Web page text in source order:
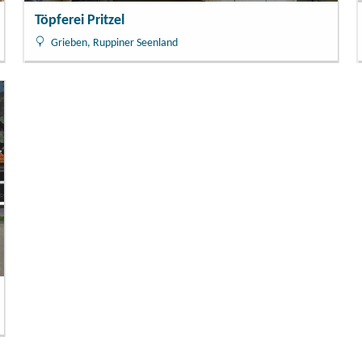
Töpferei Pritzel
Grieben, Ruppiner Seenland